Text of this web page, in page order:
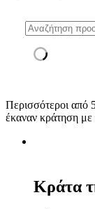
Περισσότεροι από
έκαναν κράτηση με
Κράτα